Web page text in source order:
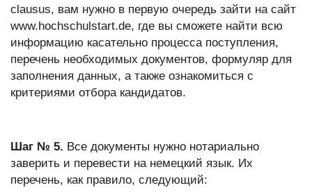
clausus, вам нужно в первую очередь зайти на сайт
www.hochschulstart.de, где вы сможете найти всю
информацию касательно процесса поступления,
перечень необходимых документов, формуляр для
заполнения данных, а также ознакомиться с
критериями отбора кандидатов.
Шаг № 5. Все документы нужно нотариально
заверить и перевести на немецкий язык. Их
перечень, как правило, следующий: